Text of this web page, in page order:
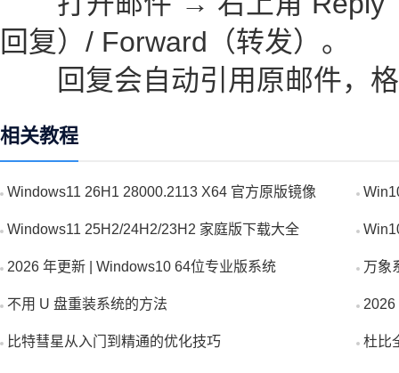
回复）/ Forward（转发）。
回复会自动引用原邮件，格
相关教程
Windows11 26H1 28000.2113 X64 官方原版镜像
Windows11 25H2/24H2/23H2 家庭版下载大全
2026 年更新 | Windows10 64位专业版系统 万象
不用 U 盘重装系统的方法 2026
比特彗星从入门到精通的优化技巧 杜比